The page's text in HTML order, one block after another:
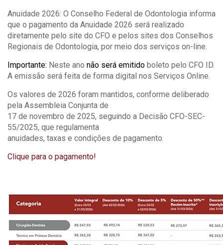
Anuidade 2026: O Conselho Federal de Odontologia informa
que o pagamento da Anuidade 2026 será realizado
diretamente pelo site do CFO e pelos sites dos Conselhos
Regionais de Odontologia, por meio dos serviços on-line.
Importante: Neste ano não será emitido boleto pelo CFO ID.
A emissão será feita de forma digital nos Serviços Online.
Os valores de 2026 foram mantidos, conforme deliberado
pela Assembleia Conjunta de
17 de novembro de 2025, seguindo a Decisão CFO-SEC-
55/2025, que regulamenta
anuidades, taxas e condições de pagamento.
Clique para o pagamento!